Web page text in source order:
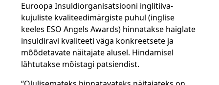
Euroopa Insuldiorganisatsiooni inglitiiva-
kujuliste kvaliteedimärgiste puhul (inglise
keeles ESO Angels Awards) hinnatakse haiglate
insuldiravi kvaliteeti väga konkreetsete ja
mõõdetavate näitajate alusel. Hindamisel
lähtutakse mõistagi patsiendist.